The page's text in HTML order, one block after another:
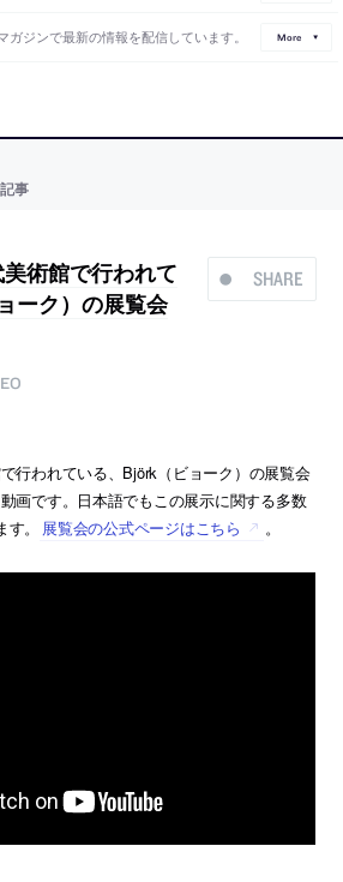
ガジンで最新の情報を配信しています。 More
事
SHARE
術館で行われて
ーク）の展覧会
行われている、Björk（ビョーク）の展覧会
画です。日本語でもこの展示に関する多数
。 展覧会の公式ページはこちら 。